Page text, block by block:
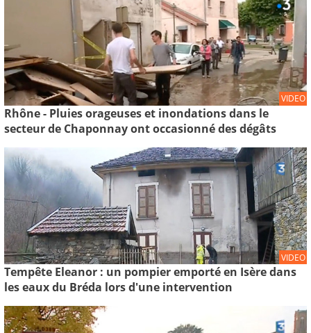
VIDEO
Rhône - Pluies orageuses et inondations dans le
secteur de Chaponnay ont occasionné des dégâts
VIDEO
Tempête Eleanor : un pompier emporté en Isère dans
les eaux du Bréda lors d'une intervention